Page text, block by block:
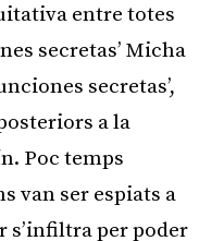
entre totes
secretas’ Micha
secretas’,
a la
Poc temps
van ser espiats a
s’infiltra per poder